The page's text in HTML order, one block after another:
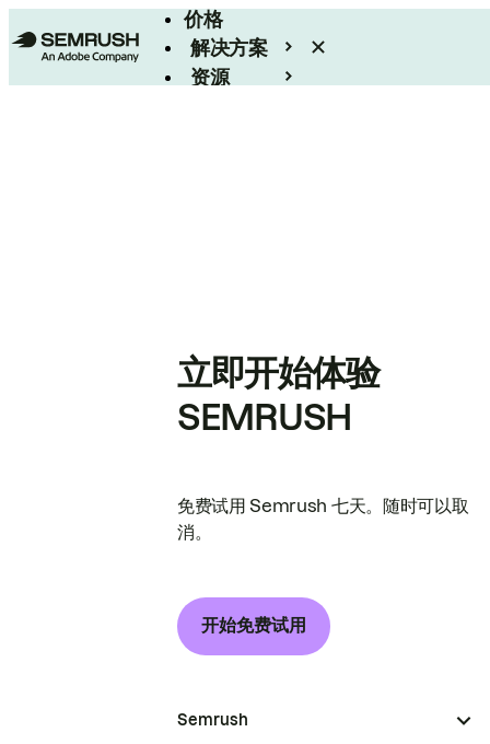
价格
解决方案
资源
立即开始体验
SEMRUSH
免费试用 Semrush 七天。随时可以取
消。
开始免费试用
Semrush